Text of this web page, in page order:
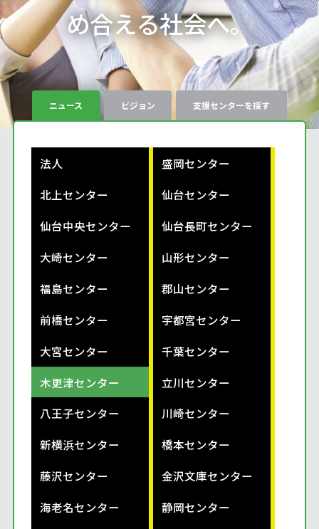
め合える社会へ。
ニュース ビジョン 支援センターを探す
法人
盛岡センター
北上センター
仙台センター
仙台中央センター
仙台長町センター
大崎センター
山形センター
福島センター
郡山センター
前橋センター
宇都宮センター
大宮センター
千葉センター
木更津センター
立川センター
八王子センター
川崎センター
新横浜センター
橋本センター
藤沢センター
金沢文庫センター
海老名センター
静岡センター